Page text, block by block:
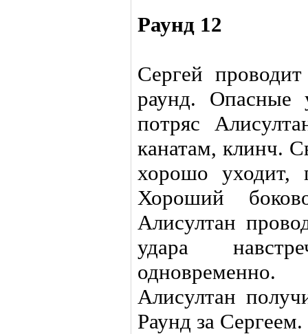
Раунд 12
Сергей
раунд. Опасные
потряс
канатам, клинч.
хорошо уходит,
Хороший
Алисултан
удара
Алисултан
Раунд за Сергеем.